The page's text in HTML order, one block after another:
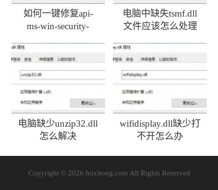
如何一键修复api-
ms-win-security-
电脑中缺失tsmf.dll
文件应该怎么处理
电脑缺少unzip32.dll
怎么解决
wifidisplay.dll缺少打
不开怎么办
Copyright © 2026 huxitong.com All Rights Reserved